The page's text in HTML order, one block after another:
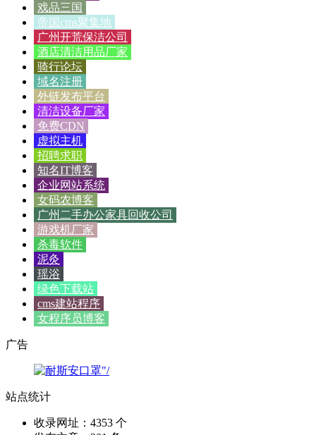
戏品三国
帝国cms聚集地
广州开荒保洁公司
酒店清洁用品厂家
骑行论坛
域名注册
外链发布平台
清洁设备厂家
免费CDN
虚拟主机
招聘求职
知名IT博客
企业网站系统
女码农博客
广州二手办公家具回收公司
游戏机厂家
杀毒软件
泥灸
瑶浴
绿色下载站
cms建站程序
女程序员博客
广告
站点统计
收录网址：4353 个